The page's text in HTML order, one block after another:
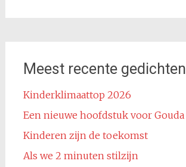
Meest recente gedichten
Kinderklimaattop 2026
Een nieuwe hoofdstuk voor Gouda
Kinderen zijn de toekomst
Als we 2 minuten stilzijn